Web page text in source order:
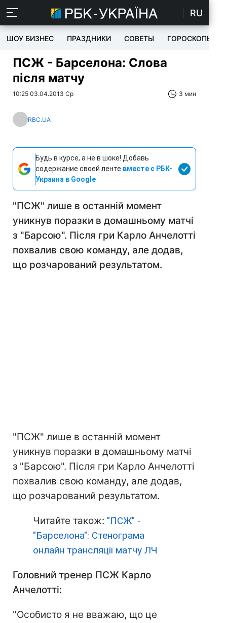
RU
ШОУ БИЗНЕС ПРАЗДНИКИ СОВЕТЫ ГОРОСКОПЫ
ПСЖ - Барселона: Слова
після матчу
10:25 03.04.2013 Ср 3 мин
RBC.UA
Будь в курсе, а не в шоке! Добавь
содержание своей ленте вместе с РБК-
Украина в Google
"ПСЖ" лише в останній момент
уникнув поразки в домашньому матчі
з "Барсою". Після гри Карло Анчелотті
похвалив свою команду, але додав,
що розчарований результатом.
"ПСЖ" лише в останній момент
уникнув поразки в домашньому матчі
з "Барсою". Після гри Карло Анчелотті
похвалив свою команду, але додав,
що розчарований результатом.
Читайте також: "ПСЖ" -
"Барселона": Стенограма
онлайн трансляції матчу ЛЧ
Головний тренер ПСЖ Карло
Анчелотті:
"Особисто я не вважаю, що це